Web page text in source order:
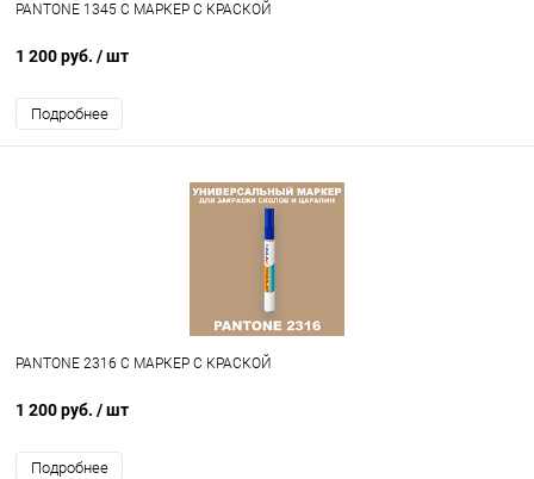
PANTONE 1345 C МАРКЕР С КРАСКОЙ
1 200 руб. / шт
Подробнее
PANTONE 2316 C МАРКЕР С КРАСКОЙ
1 200 руб. / шт
Подробнее